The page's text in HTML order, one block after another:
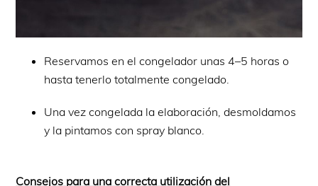
Reservamos en el congelador unas 4–5 horas o
hasta tenerlo totalmente congelado.
Una vez congelada la elaboración, desmoldamos
y la pintamos con spray blanco.
Consejos para una correcta utilización del